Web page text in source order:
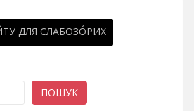
ДЛЯ СЛАБОЗО́РИХ
ПОШУК